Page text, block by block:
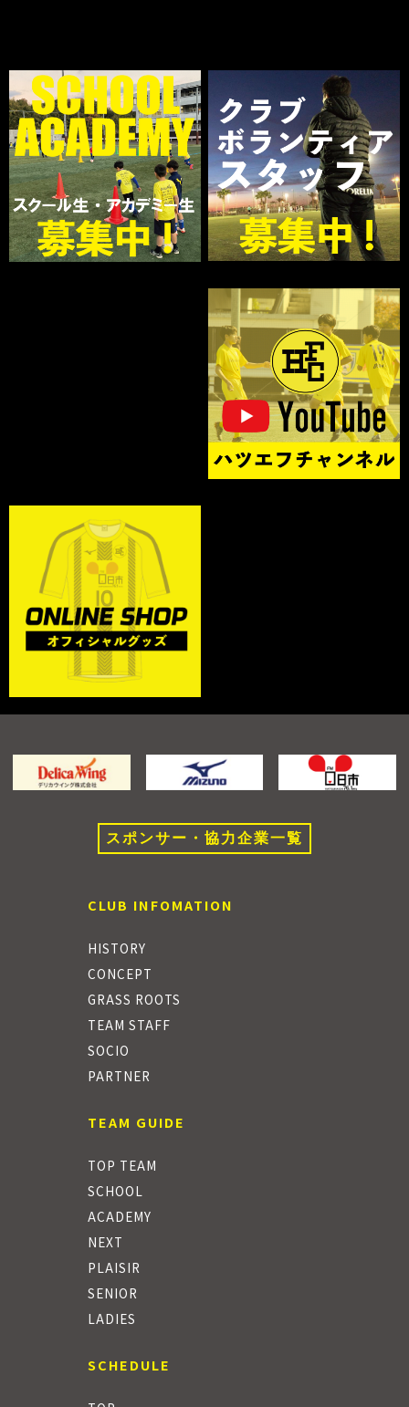
スポンサー・協力企業一覧
CLUB INFOMATION
HISTORY
CONCEPT
GRASS ROOTS
TEAM STAFF
SOCIO
PARTNER
TEAM GUIDE
TOP TEAM
SCHOOL
ACADEMY
NEXT
PLAISIR
SENIOR
LADIES
SCHEDULE